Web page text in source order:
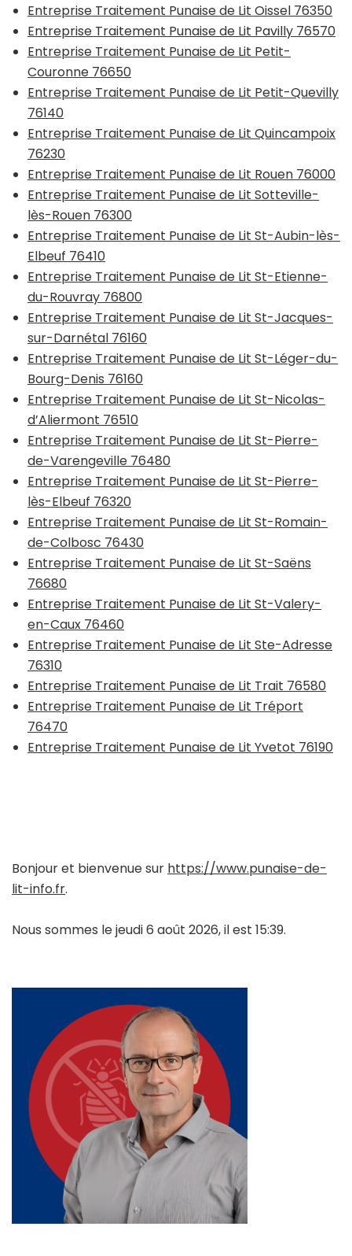
Entreprise Traitement Punaise de Lit Oissel 76350
Entreprise Traitement Punaise de Lit Pavilly 76570
Entreprise Traitement Punaise de Lit Petit-
Couronne 76650
Entreprise Traitement Punaise de Lit Petit-Quevilly
76140
Entreprise Traitement Punaise de Lit Quincampoix
76230
Entreprise Traitement Punaise de Lit Rouen 76000
Entreprise Traitement Punaise de Lit Sotteville-
lès-Rouen 76300
Entreprise Traitement Punaise de Lit St-Aubin-lès-
Elbeuf 76410
Entreprise Traitement Punaise de Lit St-Etienne-
du-Rouvray 76800
Entreprise Traitement Punaise de Lit St-Jacques-
sur-Darnétal 76160
Entreprise Traitement Punaise de Lit St-Léger-du-
Bourg-Denis 76160
Entreprise Traitement Punaise de Lit St-Nicolas-
d’Aliermont 76510
Entreprise Traitement Punaise de Lit St-Pierre-
de-Varengeville 76480
Entreprise Traitement Punaise de Lit St-Pierre-
lès-Elbeuf 76320
Entreprise Traitement Punaise de Lit St-Romain-
de-Colbosc 76430
Entreprise Traitement Punaise de Lit St-Saëns
76680
Entreprise Traitement Punaise de Lit St-Valery-
en-Caux 76460
Entreprise Traitement Punaise de Lit Ste-Adresse
76310
Entreprise Traitement Punaise de Lit Trait 76580
Entreprise Traitement Punaise de Lit Tréport
76470
Entreprise Traitement Punaise de Lit Yvetot 76190
Bonjour et bienvenue sur https://www.punaise-de-
lit-info.fr.
Nous sommes le jeudi 6 août 2026, il est 15:39.